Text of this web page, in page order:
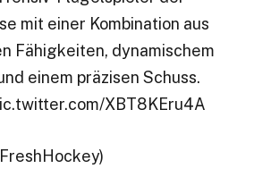
mit einer Kombination aus
Fähigkeiten, dynamischem
einem präzisen Schuss.
XBT8KEru4A